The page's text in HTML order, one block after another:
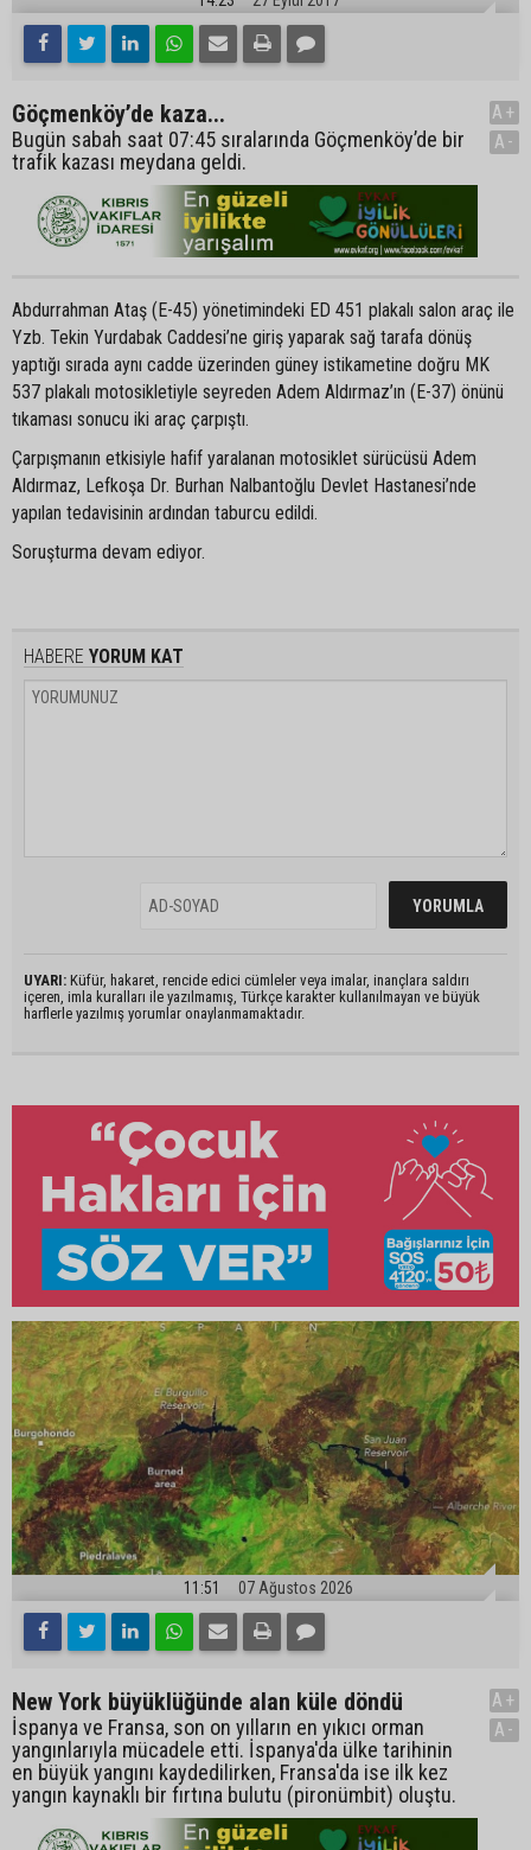
Göçmenköy’de kaza...
Bugün sabah saat 07:45 sıralarında Göçmenköy’de bir
trafik kazası meydana geldi.
A+
A-
Abdurrahman Ataş (E-45) yönetimindeki ED 451 plakalı salon araç ile
Yzb. Tekin Yurdabak Caddesi’ne giriş yaparak sağ tarafa dönüş
yaptığı sırada aynı cadde üzerinden güney istikametine doğru MK
537 plakalı motosikletiyle seyreden Adem Aldırmaz’ın (E-37) önünü
tıkaması sonucu iki araç çarpıştı.
Çarpışmanın etkisiyle hafif yaralanan motosiklet sürücüsü Adem
Aldırmaz, Lefkoşa Dr. Burhan Nalbantoğlu Devlet Hastanesi’nde
yapılan tedavisinin ardından taburcu edildi.
Soruşturma devam ediyor.
HABERE YORUM KAT
UYARI: Küfür, hakaret, rencide edici cümleler veya imalar, inançlara saldırı
içeren, imla kuralları ile yazılmamış, Türkçe karakter kullanılmayan ve büyük
harflerle yazılmış yorumlar onaylanmamaktadır.
11:51 07 Ağustos 2026
New York büyüklüğünde alan küle döndü
İspanya ve Fransa, son on yılların en yıkıcı orman
yangınlarıyla mücadele etti. İspanya'da ülke tarihinin
en büyük yangını kaydedilirken, Fransa'da ise ilk kez
yangın kaynaklı bir fırtına bulutu (pironümbit) oluştu.
A+
A-